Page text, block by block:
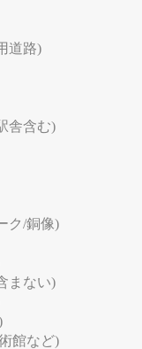
道路)
舎含む)
ク/銅像)
まない)
館など)